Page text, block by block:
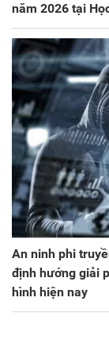
năm 2026 tại
An ninh phi
định hướng giải
hình hiện nay